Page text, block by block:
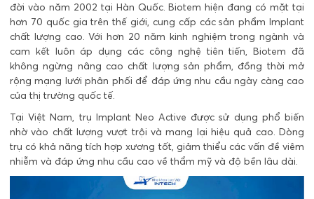
đời vào năm 2002 tại Hàn Quốc. Biotem hiện đang có mặt tại
hơn 70 quốc gia trên thế giới, cung cấp các sản phẩm Implant
chất lượng cao. Với hơn 20 năm kinh nghiệm trong ngành và
cam kết luôn áp dụng các công nghệ tiên tiến, Biotem đã
không ngừng nâng cao chất lượng sản phẩm, đồng thời mở
rộng mạng lưới phân phối để đáp ứng nhu cầu ngày càng cao
của thị trường quốc tế.
Tại Việt Nam, trụ Implant Neo Active được sử dụng phổ biến
nhờ vào chất lượng vượt trội và mang lại hiệu quả cao. Dòng
trụ có khả năng tích hợp xương tốt, giảm thiểu các vấn đề viêm
nhiễm và đáp ứng nhu cầu cao về thẩm mỹ và độ bền lâu dài.